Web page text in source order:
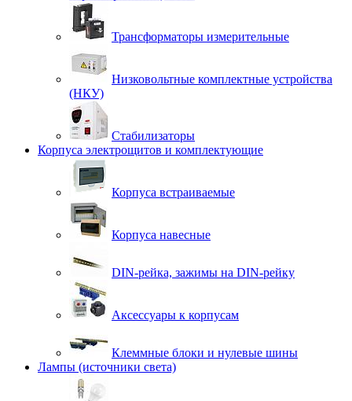
Трансформаторы измерительные
Низковольтные комплектные устройства
(НКУ)
Стабилизаторы
Корпуса электрощитов и комплектующие
Корпуса встраиваемые
Корпуса навесные
DIN-рейка, зажимы на DIN-рейку
Аксессуары к корпусам
Клеммные блоки и нулевые шины
Лампы (источники света)